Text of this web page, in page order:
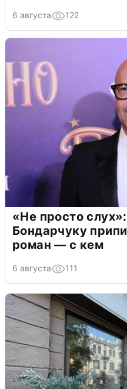
6 августа 122
«Не просто
Бондарчуку
роман — с кем
6 августа 111